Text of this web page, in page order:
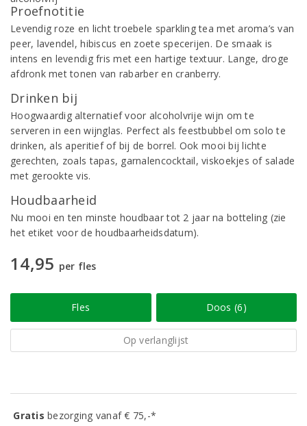
Proefnotitie
Levendig roze en licht troebele sparkling tea met aroma’s van
peer, lavendel, hibiscus en zoete specerijen. De smaak is
intens en levendig fris met een hartige textuur. Lange, droge
afdronk met tonen van rabarber en cranberry.
Drinken bij
Hoogwaardig alternatief voor alcoholvrije wijn om te
serveren in een wijnglas. Perfect als feestbubbel om solo te
drinken, als aperitief of bij de borrel. Ook mooi bij lichte
gerechten, zoals tapas, garnalencocktail, viskoekjes of salade
met gerookte vis.
Houdbaarheid
Nu mooi en ten minste houdbaar tot 2 jaar na botteling (zie
het etiket voor de houdbaarheidsdatum).
14,95 per fles
Fles Doos (6)
Op verlanglijst
Gratisbezorging vanaf € 75,-*